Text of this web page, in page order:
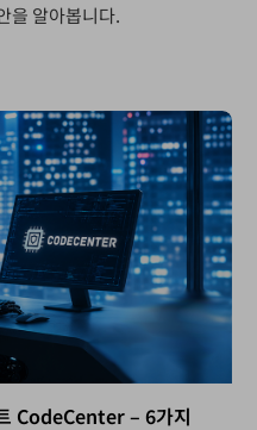
을 알아봅니다.
CodeCenter – 6가지